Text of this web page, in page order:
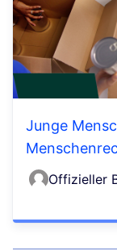
Junge
Offizieller